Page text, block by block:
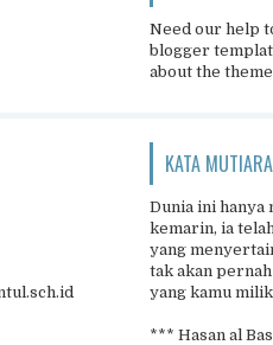
Need our help
blogger
about the
KATA MUTIARA
Dunia ini
kemarin, ia
yang
tak akan
yang kamu
*** Hasan al